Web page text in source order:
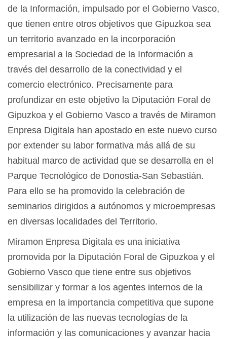
de la Información, impulsado por el Gobierno Vasco,
que tienen entre otros objetivos que Gipuzkoa sea
un territorio avanzado en la incorporación
empresarial a la Sociedad de la Información a
través del desarrollo de la conectividad y el
comercio electrónico. Precisamente para
profundizar en este objetivo la Diputación Foral de
Gipuzkoa y el Gobierno Vasco a través de Miramon
Enpresa Digitala han apostado en este nuevo curso
por extender su labor formativa más allá de su
habitual marco de actividad que se desarrolla en el
Parque Tecnológico de Donostia-San Sebastián.
Para ello se ha promovido la celebración de
seminarios dirigidos a autónomos y microempresas
en diversas localidades del Territorio.
Miramon Enpresa Digitala es una iniciativa
promovida por la Diputación Foral de Gipuzkoa y el
Gobierno Vasco que tiene entre sus objetivos
sensibilizar y formar a los agentes internos de la
empresa en la importancia competitiva que supone
la utilización de las nuevas tecnologías de la
información y las comunicaciones y avanzar hacia